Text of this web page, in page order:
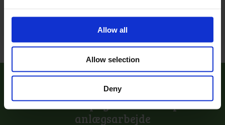
Allow all
Allow selection
Deny
Få et uforpligtende tilbud på
anlægsarbejde